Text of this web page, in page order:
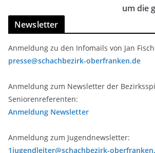
um die
Newsletter
Anmeldung zu den Infomails von Jan
presse@schachbezirk-oberfranken.de
Anmeldung zum Newsletter der
Seniorenreferenten:
Anmeldung Newsletter
Anmeldung zum Jugendnewsletter:
1jugendleiter@schachbezirk-